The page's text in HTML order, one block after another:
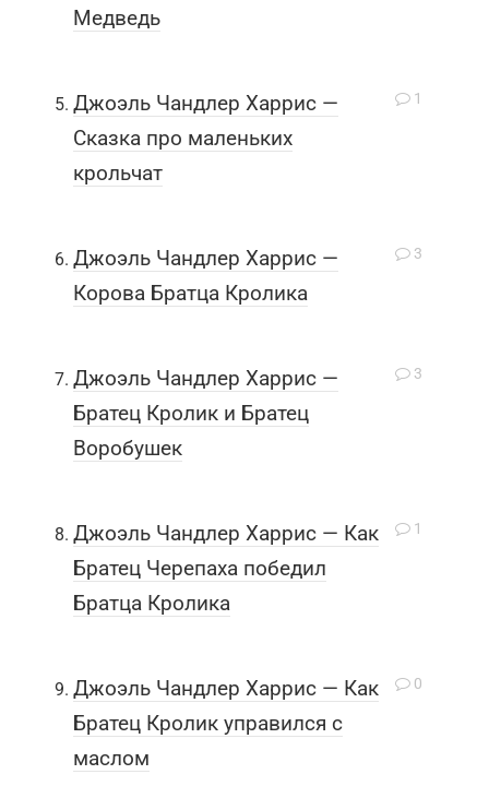
Медведь
1
Джоэль Чандлер Харрис —
Сказка про маленьких
крольчат
3
Джоэль Чандлер Харрис —
Корова Братца Кролика
3
Джоэль Чандлер Харрис —
Братец Кролик и Братец
Воробушек
1
Джоэль Чандлер Харрис — Как
Братец Черепаха победил
Братца Кролика
0
Джоэль Чандлер Харрис — Как
Братец Кролик управился с
маслом